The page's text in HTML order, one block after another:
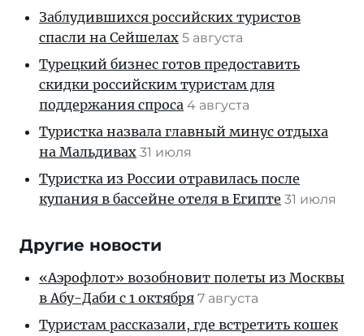
Заблудившихся российских туристов
спасли на Сейшелах 5 августа
Турецкий бизнес готов предоставить
скидки российским туристам для
поддержания спроса 4 августа
Туристка назвала главный минус отдыха
на Мальдивах 31 июля
Туристка из России отравилась после
купания в бассейне отеля в Египте 31 июля
Другие новости
«Аэрофлот» возобновит полеты из Москвы
в Абу-Даби с 1 октября 7 августа
Туристам рассказали, где встретить кошек